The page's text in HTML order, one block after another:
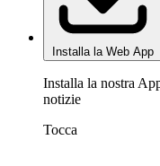
Installa la Web App
Installa la nostra
notizie
Tocca